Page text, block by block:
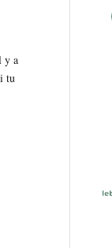
y a
tu